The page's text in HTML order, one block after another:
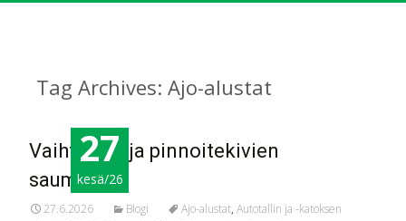
Tag Archives: Ajo-alustat
27
kesä/26
Vaihtoehtoja pinnoitekivien
saumoihin
27.6.2026 Blogi Ajo-alustat, Autotallin ja -katoksen